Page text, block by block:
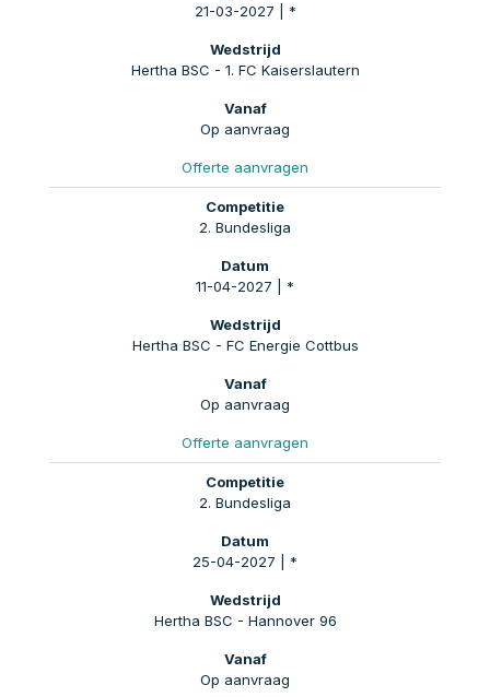
21-03-2027 | *
Hertha BSC - 1. FC Kaiserslautern
Op aanvraag
Offerte aanvragen
2. Bundesliga
11-04-2027 | *
Hertha BSC - FC Energie Cottbus
Op aanvraag
Offerte aanvragen
2. Bundesliga
25-04-2027 | *
Hertha BSC - Hannover 96
Op aanvraag